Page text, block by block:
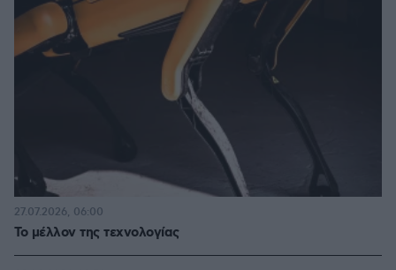
Το μέλλον της τεχνολογίας
27.07.2026, 06:00